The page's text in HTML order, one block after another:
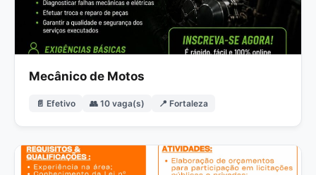
Mecânico de Motos
📄 Efetivo 👥 10 vaga(s) 📍 Fortaleza